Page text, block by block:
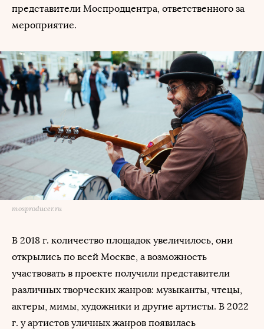
представители Моспродцентра, ответственного за
мероприятие.
mosproducer.ru
В 2018 г. количество площадок увеличилось, они
открылись по всей Москве, а возможность
участвовать в проекте получили представители
различных творческих жанров: музыканты, чтецы,
актеры, мимы, художники и другие артисты. В 2022
г. у артистов уличных жанров появилась